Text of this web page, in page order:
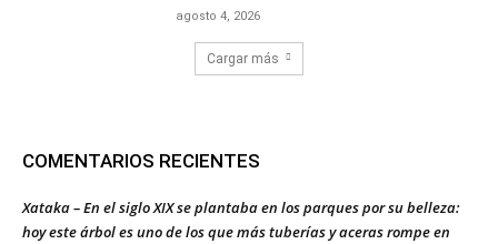
agosto 4, 2026
Cargar más
COMENTARIOS RECIENTES
Xataka – En el siglo XIX se plantaba en los parques por su belleza:
hoy este árbol es uno de los que más tuberías y aceras rompe en